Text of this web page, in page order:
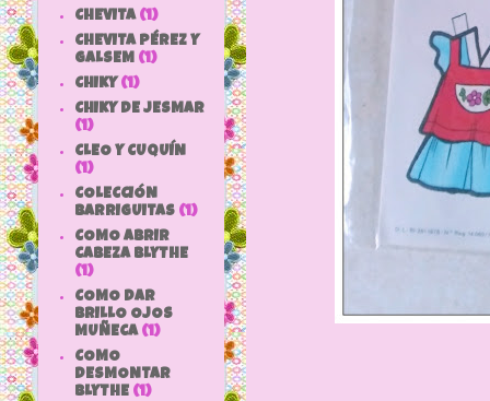
CHEVITA (1)
CHEVITA PÉREZ Y
GALSEM (1)
CHIKY (1)
CHIKY DE JESMAR
(1)
CLEO Y CUQUÍN
(1)
COLECCIÓN
BARRIGUITAS (1)
COMO ABRIR
CABEZA BLYTHE
(1)
COMO DAR
BRILLO OJOS
MUÑECA (1)
COMO
DESMONTAR
BLYTHE (1)